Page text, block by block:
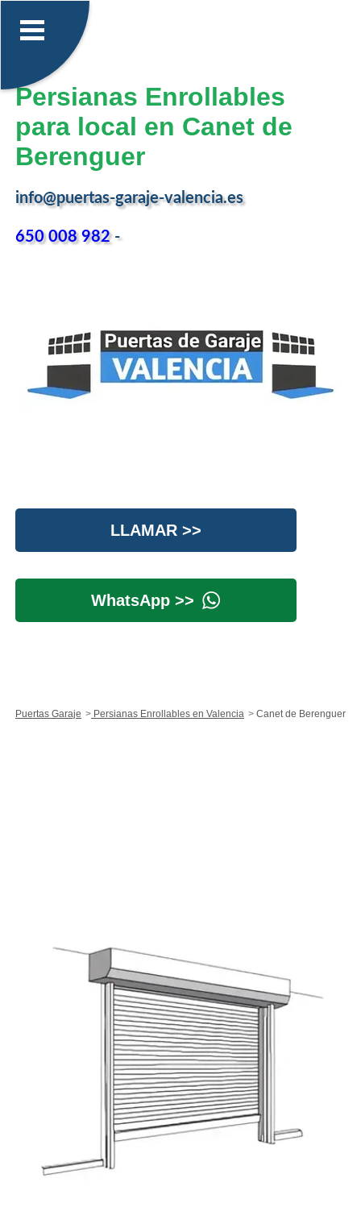
Persianas Enrollables
para local en Canet de
Berenguer
info@puertas-garaje-valencia.es
650 008 982-
LLAMAR >>
WhatsApp >>
Puertas Garaje Persianas Enrollables en Valencia Canet de Berenguer